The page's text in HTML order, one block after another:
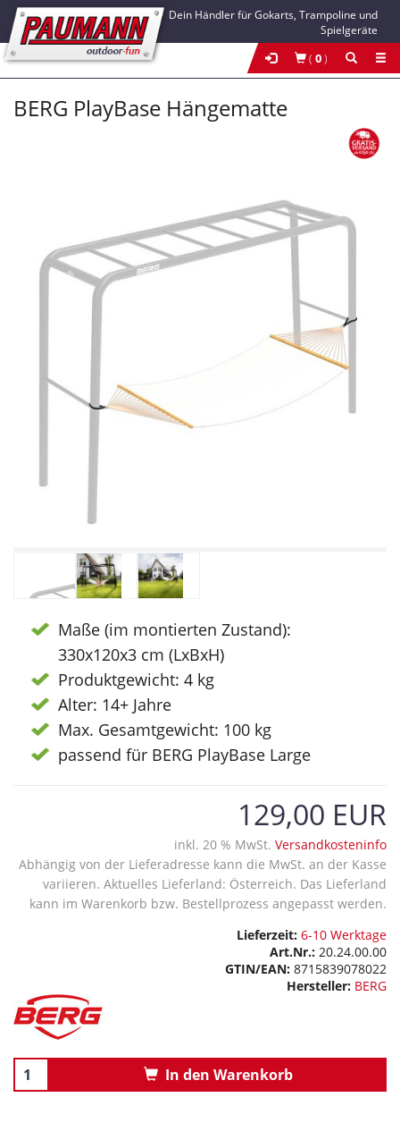
( 0)
Dein Händler für Gokarts, Trampoline und
Spielgeräte
BERG PlayBase Hängematte
Maße (im montierten Zustand):
330x120x3 cm (LxBxH)
Produktgewicht: 4 kg
Alter: 14+ Jahre
Max. Gesamtgewicht: 100 kg
passend für BERG PlayBase Large
129,00 EUR
inkl. 20 % MwSt. Versandkosteninfo
Abhängig von der Lieferadresse kann die MwSt. an der Kasse
variieren. Aktuelles Lieferland: Österreich. Das Lieferland
kann im Warenkorb bzw. Bestellprozess angepasst werden.
Lieferzeit: 6-10 Werktage
Art.Nr.: 20.24.00.00
GTIN/EAN: 8715839078022
Hersteller: BERG
In den Warenkorb